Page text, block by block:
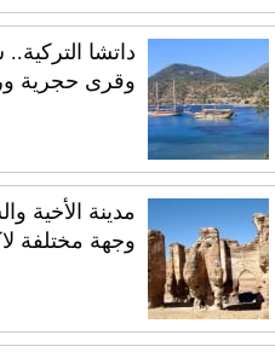
داتشا
وقرى حجرية
مدينة الأخية
وجهة مختلفة